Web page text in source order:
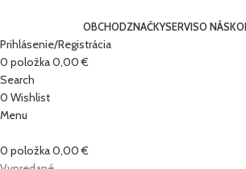
OBCHODZNAČKYSERVISO NÁS
Prihlásenie/Registrácia
0 položka0,00€
Search
0 Wishlist
Menu
0 položka0,00€